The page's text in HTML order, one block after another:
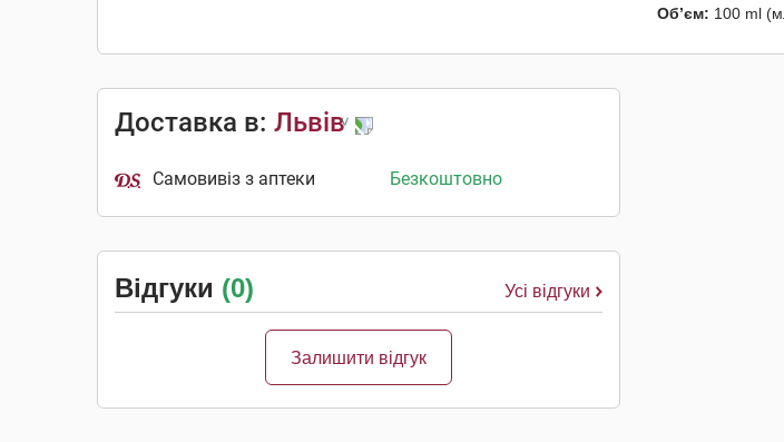
Об’єм: 100 ml
Доставка в: Львів
Самовивіз з аптеки Безкоштовно
Відгуки (0) Усі відгуки
Залишити відгук